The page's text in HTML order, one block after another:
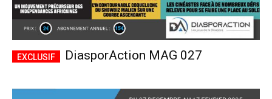
DiasporAction MAG 027